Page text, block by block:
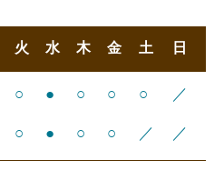
火 水 木 金 土 日
○ ● ○ ○ ○ ／
○ ● ○ ○ ／ ／